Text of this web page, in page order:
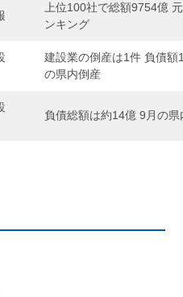
上位100社で総額9754億
ンキング
建設業の倒産は1件 負債
の県内倒産
負債総額は約14億 9月の